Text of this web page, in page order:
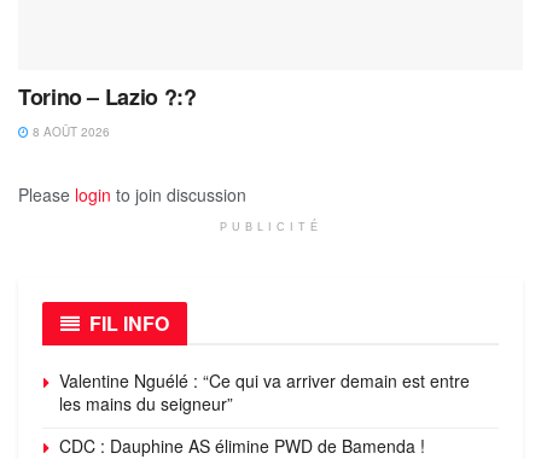
Torino – Lazio ?:?
8 AOÛT 2026
Please login to join discussion
PUBLICITÉ
FIL INFO
Valentine Nguélé : “Ce qui va arriver demain est entre
les mains du seigneur”
CDC : Dauphine AS élimine PWD de Bamenda !